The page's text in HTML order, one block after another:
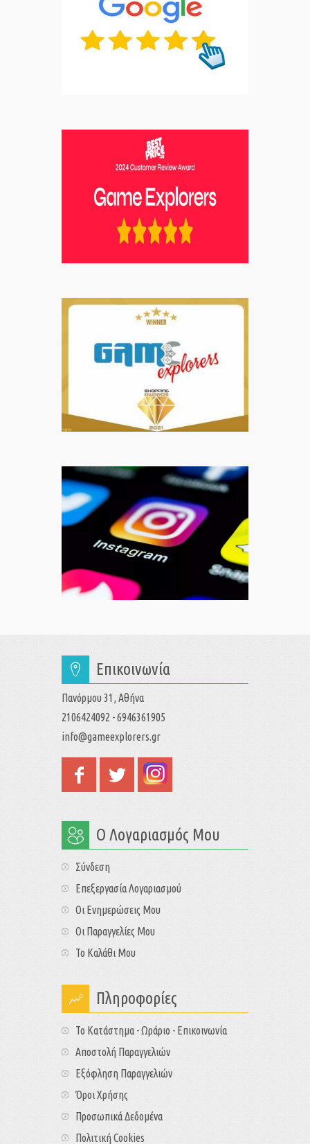
Επικοινωνία
Πανόρμου 31, Αθήνα
2106424092 - 6946361905
info@gameexplorers.gr
Ο Λογαριασμός Μου
Σύνδεση
Επεξεργασία Λογαριασμού
Οι Ενημερώσεις Μου
Οι Παραγγελίες Μου
Το Καλάθι Μου
Πληροφορίες
Το Κατάστημα - Ωράριο - Επικοινωνία
Αποστολή Παραγγελιών
Εξόφληση Παραγγελιών
Όροι Χρήσης
Προσωπικά Δεδομένα
Πολιτική Cookies